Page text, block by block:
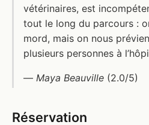
vétérinaires, est
tout le long du parcours :
mord, mais on nous
plusieurs personnes à
— Maya Beauville (2.0/5)
Réservation